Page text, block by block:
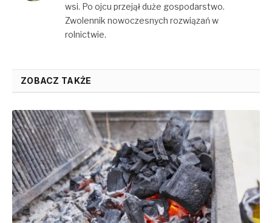
wsi. Po ojcu przejął duże gospodarstwo.
Zwolennik nowoczesnych rozwiązań w
rolnictwie.
ZOBACZ TAKŻE